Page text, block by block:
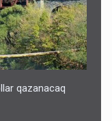
qazanacaq